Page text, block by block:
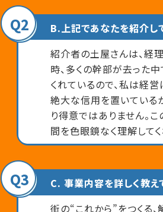
Q2
B.上記であなたを紹介し
紹介者の土屋さんは、経
時、多くの幹部が去った
くれているので、私は経
絶大な信用を置いている
り得意ではありません。
間を色眼鏡なく理解して
Q3
C. 事業内容を詳しく教え
街の“これから”をつくる、